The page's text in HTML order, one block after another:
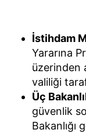
İstihdam
Yararına
üzerinden
valiliği
Üç
güvenlik
Bakanlığı